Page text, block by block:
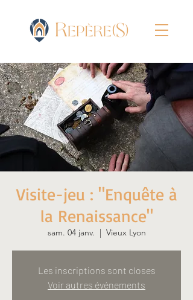
Visite-jeu : "Enquête à
la Renaissance"
sam. 04 janv.
  |
Vieux Lyon
Les inscriptions sont closes
Voir autres événements